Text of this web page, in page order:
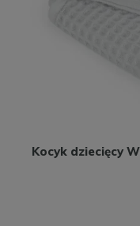
Kocyk dziecięcy